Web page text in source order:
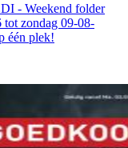
- Weekend folder
zondag 09-08-
één plek!